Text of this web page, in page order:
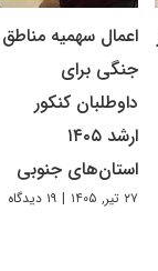
اعمال سهمیه مناطق
جنگی برای
داوطلبان کنکور
ارشد ۱۴۰۵
استان‌های جنوبی
۲۷ تیر, ۱۴۰۵ | ۱۹ دیدگاه